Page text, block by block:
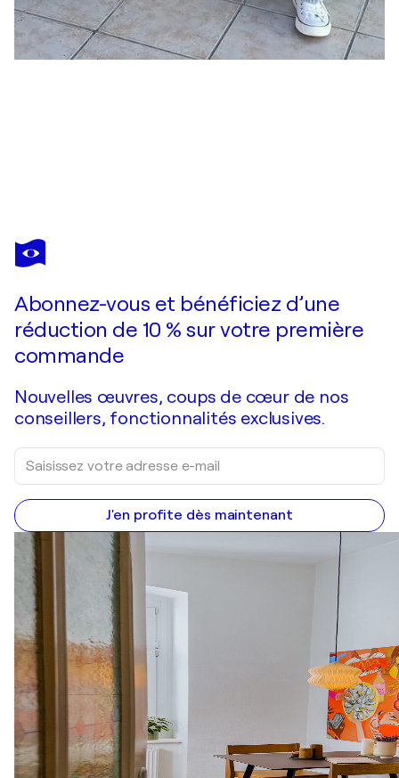
IVAN GROZDANOVSKI
Harbor of destroyed dreams - Morning of hope
Abonnez-vous et bénéficiez d’une
réduction de 10 % sur votre première
commande
Nouvelles œuvres, coups de cœur de nos
conseillers, fonctionnalités exclusives.
J'en profite dès maintenant